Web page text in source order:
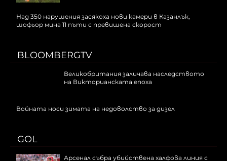
Над 350 нарушения засякоха нови камери в Казанлък,
шофьор мина 11 пъти с превишена скорост
BLOOMBERGTV
Великобритания заличава наследството
на Викторианската епоха
Войната носи зимата на недоволство за дизел
GOL
Арсенал събра убийствена халфова линия с